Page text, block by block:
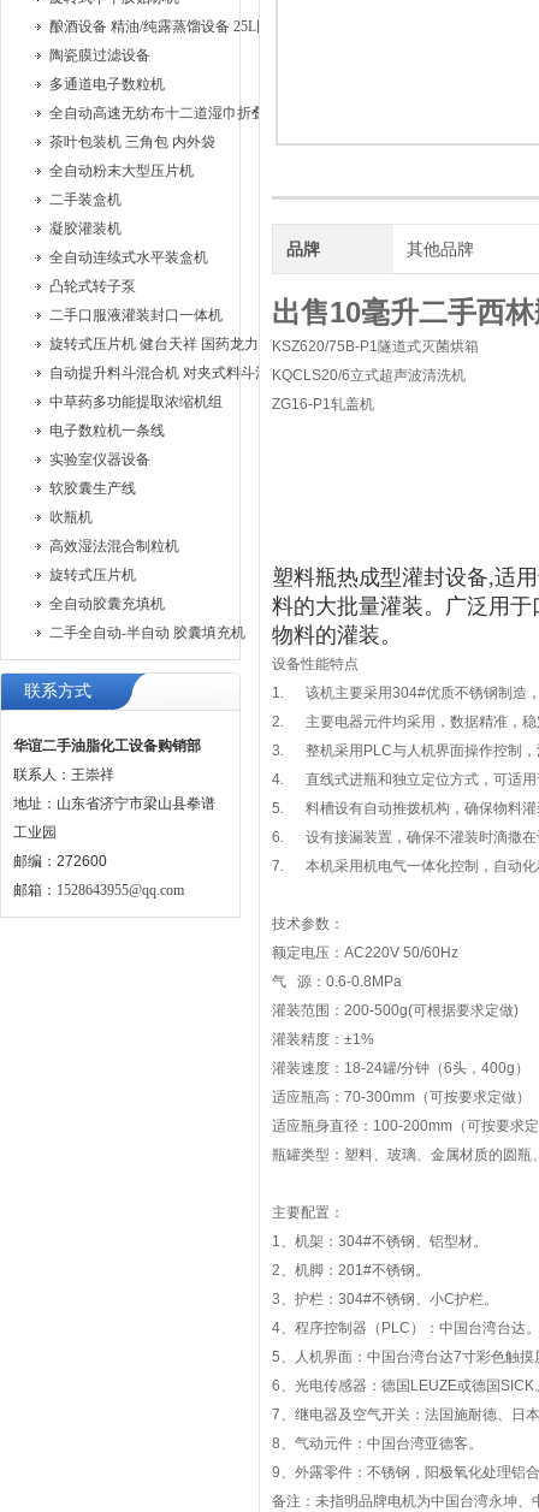
酿酒设备 精油/纯露蒸馏设备 25L固液蒸馏器、
陶瓷膜过滤设备
多通道电子数粒机
全自动高速无纺布十二道湿巾折叠机
茶叶包装机 三角包 内外袋
全自动粉末大型压片机
二手装盒机
凝胶灌装机
全自动连续式水平装盒机
凸轮式转子泵
二手口服液灌装封口一体机
旋转式压片机 健台天祥 国药龙力
自动提升料斗混合机 对夹式料斗混合机
中草药多功能提取浓缩机组
电子数粒机一条线
实验室仪器设备
软胶囊生产线
吹瓶机
高效湿法混合制粒机
旋转式压片机
全自动胶囊充填机
二手全自动-半自动 胶囊填充机
联系方式
华谊二手油脂化工设备购销部
联系人：王崇祥
地址：山东省济宁市梁山县拳谱
工业园
邮编：272600
邮箱： 1528643955@qq.com
品牌 其他品牌
出售10毫升二手西
KSZ620/75B-P1隧道式灭菌烘箱
KQCLS20/6立式超声波清洗机
ZG16-P1轧盖机
塑料瓶热成型灌封设备,适
料的大批量灌装。广泛用
物料的灌装。
设备性能特点
1. 该机主要采用304#优质不锈钢制造，
2. 主要电器元件均采用，数据精准，稳
3. 整机采用PLC与人机界面操作控制，
4. 直线式进瓶和独立定位方式，可适用
5. 料槽设有自动推拨机构，确保物料灌
6. 设有接漏装置，确保不灌装时滴撒在
7. 本机采用机电气一体化控制，自动化
技术参数：
额定电压：AC220V 50/60Hz
气 源：0.6-0.8MPa
灌装范围：200-500g(可根据要求定做)
灌装精度：±1%
灌装速度：18-24罐/分钟（6头，400g）
适应瓶高：70-300mm（可按要求定做）
适应瓶身直径：100-200mm（可按要求
瓶罐类型：塑料、玻璃、金属材质的圆瓶
主要配置：
1、机架：304#不锈钢、铝型材。
2、机脚：201#不锈钢。
3、护栏：304#不锈钢、小C护栏。
4、程序控制器（PLC）：中国台湾台达。
5、人机界面：中国台湾台达7寸彩色触摸
6、光电传感器：德国LEUZE或德国SICK
7、继电器及空气开关：法国施耐德、日
8、气动元件：中国台湾亚德客。
9、外露零件：不锈钢，阳极氧化处理铝
备注：未指明品牌电机为中国台湾永坤、